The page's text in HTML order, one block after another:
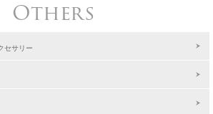
Others
セサリー